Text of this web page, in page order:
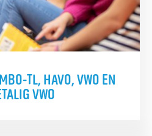
TL, HAVO, VWO EN
VWO